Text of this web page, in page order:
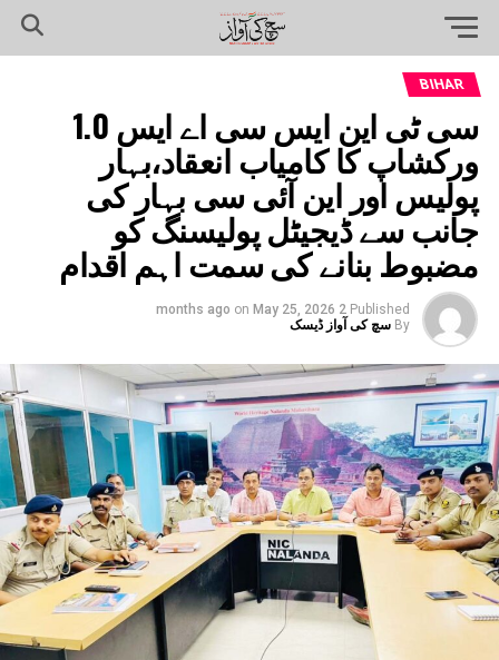
BIHAR
سی ٹی این ایس سی اے ایس 1.0
ورکشاپ کا کامیاب انعقاد،بہار
پولیس اور این آئی سی بہار کی
جانب سے ڈیجیٹل پولیسنگ کو
مضبوط بنانے کی سمت اہم اقدام
Published
2 months ago
on May 25, 2026
By سچ کی آواز ڈیسک